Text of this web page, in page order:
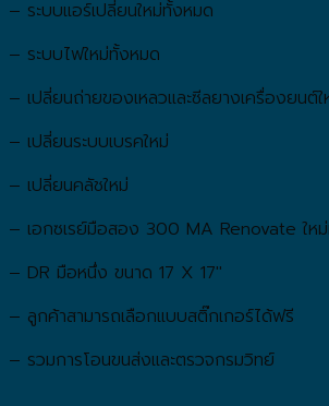
– ระบบแอร์เปลี่ยนใหม่ทั้งหมด
– ระบบไฟใหม่ทั้งหมด
– เปลี่ยนถ่ายของเหลวและซีลยางเครื่องยนต์
– เปลี่ยนระบบเบรคใหม่
– เปลี่ยนคลัชใหม่
– เอกซเรย์มือสอง 300 MA Renovate ให
– DR มือหนึ่ง ขนาด 17 X 17″
– ลูกค้าสามารถเลือกแบบสติ๊กเกอร์ได้ฟรี
– รวมการโอนขนส่งและตรวจกรมวิทย์